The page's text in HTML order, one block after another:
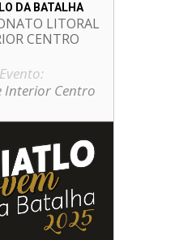
DA BATALHA
LITORAL
CENTRO
Interior Centro